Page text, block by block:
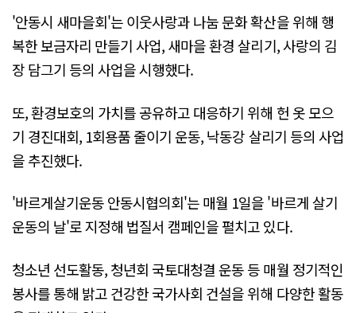
'안동시 새마을회'는 이웃사랑과 나눔 문화 확산을 위해 행
복한 보금자리 만들기 사업, 새마을 환경 살리기, 사랑의 김
장 담그기 등의 사업을 시행했다.
또, 환경보호의 가치를 공유하고 대응하기 위해 헌 옷 모으
기 경진대회, 1회용품 줄이기 운동, 낙동강 살리기 등의 사업
을 추진했다.
'바르게살기운동 안동시협의회'는 매월 1일을 '바르게 살기
운동의 날'로 지정해 법질서 캠페인을 펼치고 있다.
청소년 선도활동, 청년회 국토대청결 운동 등 매월 정기적인
봉사를 통해 밝고 건강한 국가사회 건설을 위해 다양한 활동